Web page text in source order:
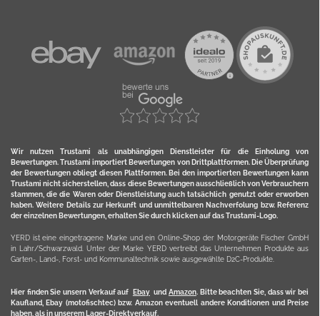
Wir nutzen Trustami als unabhängigen Dienstleister für die Einholung von
Bewertungen. Trustami importiert Bewertungen von Drittplattformen. Die Überprüfung
der Bewertungen obliegt diesen Plattformen. Bei den importierten Bewertungen kann
Trustami nicht sicherstellen, dass diese Bewertungen ausschließlich von Verbrauchern
stammen, die die Waren oder Dienstleistung auch tatsächlich genutzt oder erworben
haben. Weitere Details zur Herkunft und unmittelbaren Nachverfolung bzw. Referenz
der einzelnen Bewertungen, erhalten Sie durch klicken auf das Trustami-Logo.
YERD ist eine eingetragene Marke und ein Online-Shop der Motorgeräte Fischer GmbH
in Lahr/Schwarzwald. Unter der Marke YERD vertreibt das Unternehmen Produkte aus
Garten-, Land-, Forst- und Kommunaltechnik sowie ausgewählte D2C-Produkte.
Hier finden Sie unsern Verkauf auf Ebayund Amazon. Bitte beachten Sie, dass wir bei
Kaufland, Ebay (motofischtec) bzw. Amazon eventuell andere Konditionen und Preise
haben, als in unserem Lager-Direktverkauf.